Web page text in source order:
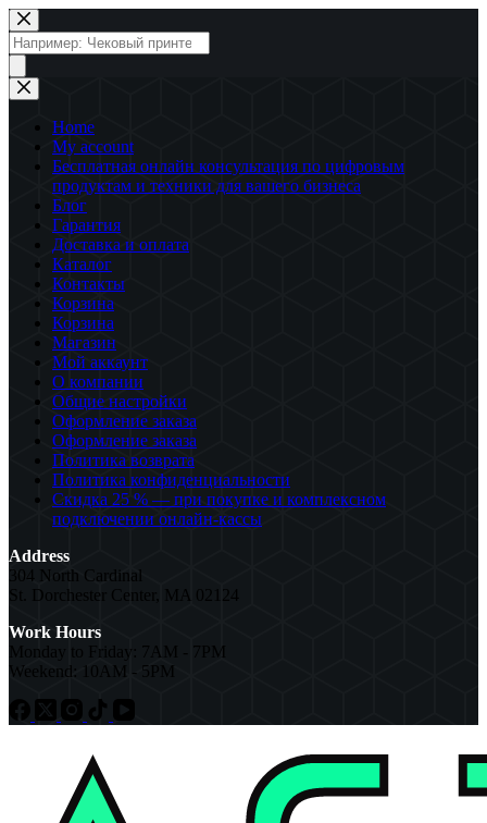
Перейти
к
сути
Поиск
товаров
Home
My account
Бесплатная онлайн консультация по цифровым
продуктам и техники для вашего бизнеса
Блог
Гарантия
Доставка и оплата
Каталог
Контакты
Корзина
Корзина
Магазин
Мой аккаунт
О компании
Общие настройки
Оформление заказа
Оформление заказа
Политика возврата
Политика конфиденциальности
Скидка 25 % — при покупке и комплексном
подключении онлайн-кассы
Address
304 North Cardinal
St. Dorchester Center, MA 02124
Work Hours
Monday to Friday: 7AM - 7PM
Weekend: 10AM - 5PM